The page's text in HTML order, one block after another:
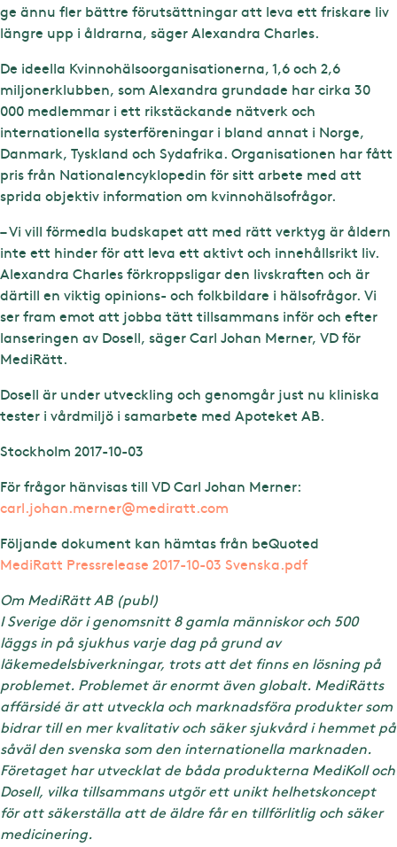
ge ännu fler bättre förutsättningar att leva ett friskare liv
längre upp i åldrarna, säger Alexandra Charles.
De ideella Kvinnohälsoorganisationerna, 1,6 och 2,6
miljonerklubben, som Alexandra grundade har cirka 30
000 medlemmar i ett rikstäckande nätverk och
internationella systerföreningar i bland annat i Norge,
Danmark, Tyskland och Sydafrika. Organisationen har fått
pris från Nationalencyklopedin för sitt arbete med att
sprida objektiv information om kvinnohälsofrågor.
– Vi vill förmedla budskapet att med rätt verktyg är åldern
inte ett hinder för att leva ett aktivt och innehållsrikt liv.
Alexandra Charles förkroppsligar den livskraften och är
därtill en viktig opinions- och folkbildare i hälsofrågor. Vi
ser fram emot att jobba tätt tillsammans inför och efter
lanseringen av Dosell, säger Carl Johan Merner, VD för
MediRätt.
Dosell är under utveckling och genomgår just nu kliniska
tester i vårdmiljö i samarbete med Apoteket AB.
Stockholm 2017-10-03
För frågor hänvisas till VD Carl Johan Merner:
carl.johan.merner@mediratt.com
Följande dokument kan hämtas från beQuoted
MediRatt Pressrelease 2017-10-03 Svenska.pdf
Om MediRätt AB (publ)
I Sverige dör i genomsnitt 8 gamla människor och 500
läggs in på sjukhus varje dag på grund av
läkemedelsbiverkningar, trots att det finns en lösning på
problemet. Problemet är enormt även globalt. MediRätts
affärsidé är att utveckla och marknadsföra produkter som
bidrar till en mer kvalitativ och säker sjukvård i hemmet på
såväl den svenska som den internationella marknaden.
Företaget har utvecklat de båda produkterna MediKoll och
Dosell, vilka tillsammans utgör ett unikt helhetskoncept
för att säkerställa att de äldre får en tillförlitlig och säker
medicinering.